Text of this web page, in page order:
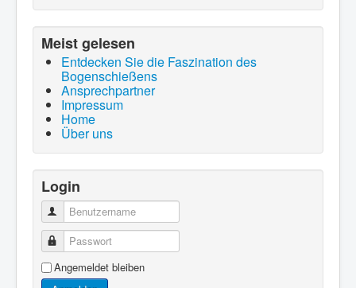
Meist gelesen
Entdecken Sie die Faszination des
Bogenschießens
Ansprechpartner
Impressum
Home
Über uns
Login
Benutzername
Passwort
Angemeldet bleiben